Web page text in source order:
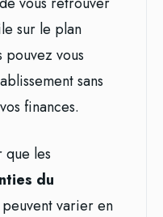
sur le plan
pouvez vous
sans
finances.
les
du
peuvent varier en